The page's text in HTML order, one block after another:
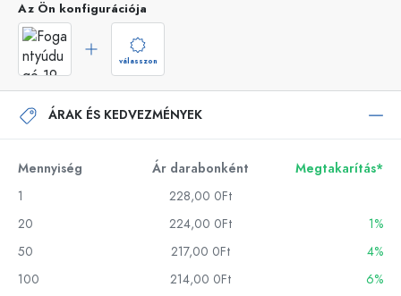
Az Ön konfigurációja
válasszon
ÁRAK ÉS KEDVEZMÉNYEK
Mennyiség Ár darabonként
Megtakarítás*
1
228,00 0Ft
20
224,00 0Ft
1%
50
217,00 0Ft
4%
100
214,00 0Ft
6%